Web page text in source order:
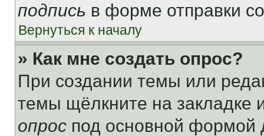
подпись в форме отправки
Вернуться к началу
» Как мне создать опрос?
При создании темы или
темы щёлкните на
опрос под основной формой